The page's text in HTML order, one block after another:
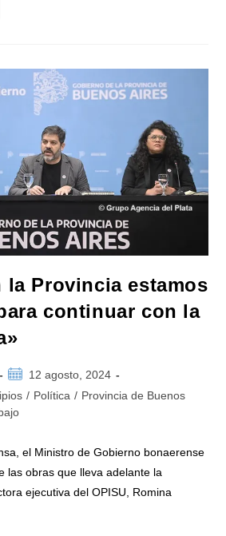
la Provincia estamos
continuar con la
Publicación
de
la
12 agosto, 2024
/ Política / Provincia de Buenos
el Ministro de Gobierno bonaerense
las obras que lleva adelante la
ejecutiva del OPISU, Romina